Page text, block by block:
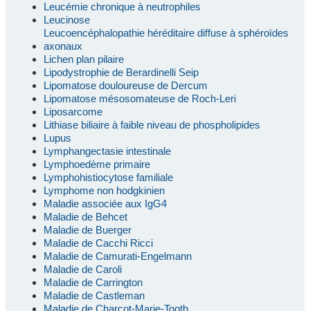
Leucémie chronique à neutrophiles
Leucinose
Leucoencéphalopathie héréditaire diffuse à sphéroïdes
axonaux
Lichen plan pilaire
Lipodystrophie de Berardinelli Seip
Lipomatose douloureuse de Dercum
Lipomatose mésosomateuse de Roch-Leri
Liposarcome
Lithiase biliaire à faible niveau de phospholipides
Lupus
Lymphangectasie intestinale
Lymphoedème primaire
Lymphohistiocytose familiale
Lymphome non hodgkinien
Maladie associée aux IgG4
Maladie de Behcet
Maladie de Buerger
Maladie de Cacchi Ricci
Maladie de Camurati-Engelmann
Maladie de Caroli
Maladie de Carrington
Maladie de Castleman
Maladie de Charcot-Marie-Tooth